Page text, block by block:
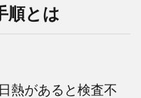
順とは
熱があると検査不